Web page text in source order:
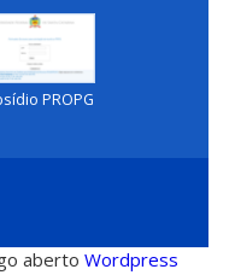
PROPG
abertoWordpress